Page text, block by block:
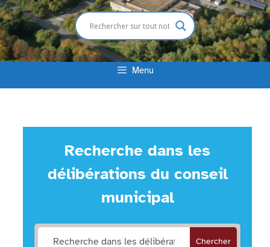
Menu
Recherche dans les
délibérations du conseil
municipal
Chercher